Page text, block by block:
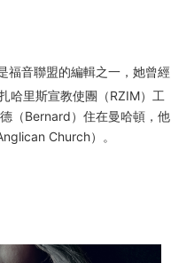
福音聯盟的編輯之一，她曾經
哈里斯宣教使團（RZIM）工
（Bernard）住在曼哈頓，他
Church）。